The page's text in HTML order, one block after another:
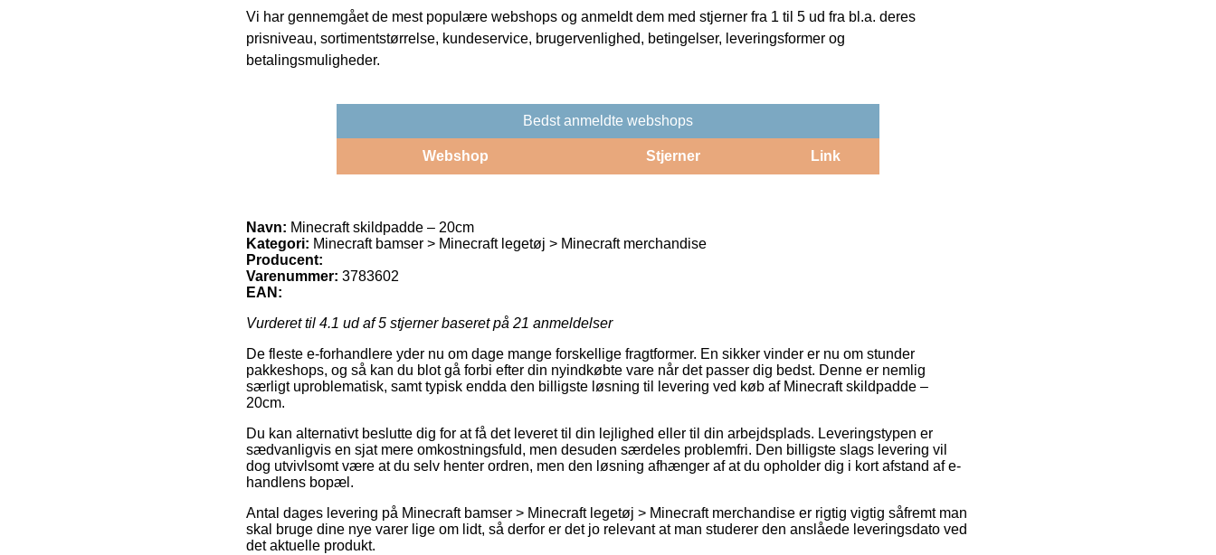
Vi har gennemgået de mest populære webshops og anmeldt dem med stjerner fra 1 til 5 ud fra bl.a. deres
prisniveau, sortimentstørrelse, kundeservice, brugervenlighed, betingelser, leveringsformer og
betalingsmuligheder.
Bedst anmeldte webshops
Webshop Stjerner Link
Navn: Minecraft skildpadde – 20cm
Kategori: Minecraft bamser > Minecraft legetøj > Minecraft merchandise
Producent:
Varenummer: 3783602
EAN:
Vurderet til 4.1 ud af 5 stjerner baseret på 21 anmeldelser
De fleste e-forhandlere yder nu om dage mange forskellige fragtformer. En sikker vinder er nu om stunder
pakkeshops, og så kan du blot gå forbi efter din nyindkøbte vare når det passer dig bedst. Denne er nemlig
særligt uproblematisk, samt typisk endda den billigste løsning til levering ved køb af Minecraft skildpadde –
20cm.
Du kan alternativt beslutte dig for at få det leveret til din lejlighed eller til din arbejdsplads. Leveringstypen er
sædvanligvis en sjat mere omkostningsfuld, men desuden særdeles problemfri. Den billigste slags levering vil
dog utvivlsomt være at du selv henter ordren, men den løsning afhænger af at du opholder dig i kort afstand af e-
handlens bopæl.
Antal dages levering på Minecraft bamser > Minecraft legetøj > Minecraft merchandise er rigtig vigtig såfremt man
skal bruge dine nye varer lige om lidt, så derfor er det jo relevant at man studerer den anslåede leveringsdato ved
det aktuelle produkt.